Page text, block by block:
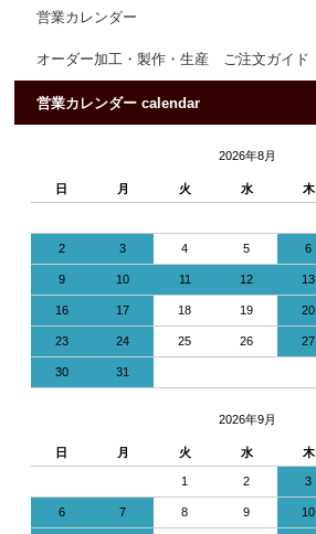
営業カレンダー
オーダー加工・製作・生産 ご注文ガイド
営業カレンダー calendar
2026年8月
日 月 火 水 木
2 3 4 5 6
9 10 11 12 13
16 17 18 19 20
23 24 25 26 27
30 31
2026年9月
日 月 火 水 木
1 2 3
6 7 8 9 10